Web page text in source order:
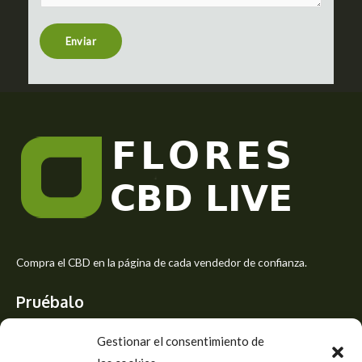
Gestionar el consentimiento de
t
r
s
e
Enviar
Compra el CBD en la página de cada vendedor de confianza.
Pruébalo
Siente el mejor aroma de las flores CBD y usa los beneficios del